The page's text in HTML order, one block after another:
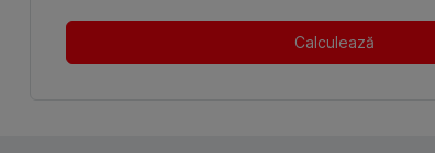
Calculează